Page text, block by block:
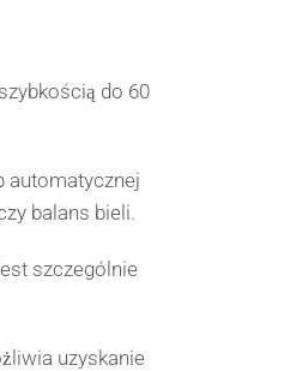
do 60
automatycznej
balans bieli.
szczególnie
uzyskanie